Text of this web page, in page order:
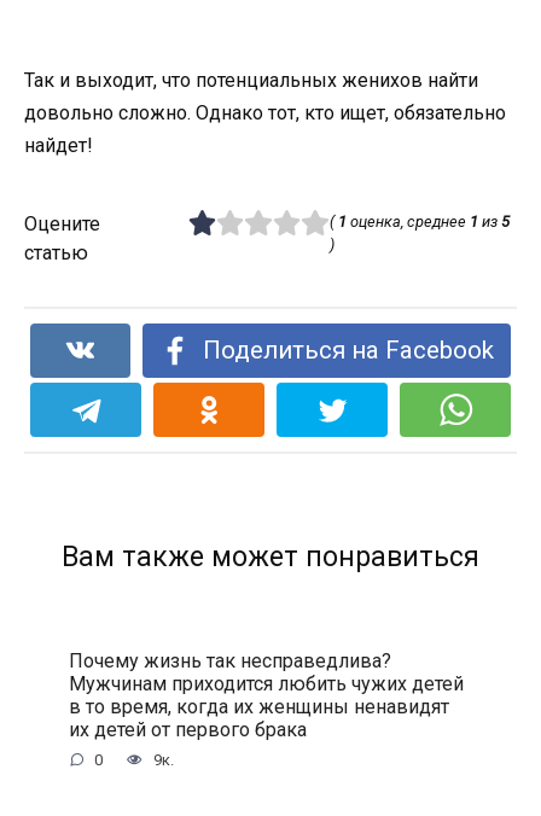
Так и выходит, что потенциальных женихов найти
довольно сложно. Однако тот, кто ищет, обязательно
найдет!
Оцените
статью
( 1 оценка, среднее 1 из 5
)
Поделиться на Facebook
Вам также может понравиться
Почему жизнь так несправедлива?
Мужчинам приходится любить чужих детей
в то время, когда их женщины ненавидят
их детей от первого брака
0 9к.